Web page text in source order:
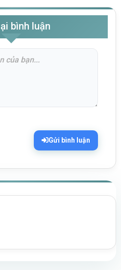
bình luận
Gửi bình luận